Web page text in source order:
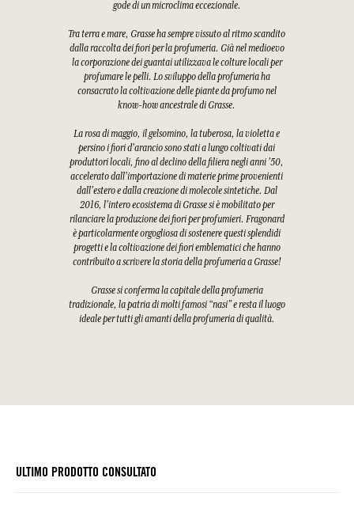
gode di un microclima eccezionale.
Tra terra e mare, Grasse ha sempre vissuto al ritmo scandito
dalla raccolta dei fiori per la profumeria. Già nel medioevo
la corporazione dei guantai utilizzava le colture locali per
profumare le pelli. Lo sviluppo della profumeria ha
consacrato la coltivazione delle piante da profumo nel
know-how ancestrale di Grasse.
La rosa di maggio, il gelsomino, la tuberosa, la violetta e
persino i fiori d'arancio sono stati a lungo coltivati dai
produttori locali, fino al declino della filiera negli anni '50,
accelerato dall'importazione di materie prime provenienti
dall'estero e dalla creazione di molecole sintetiche. Dal
2016, l'intero ecosistema di Grasse si è mobilitato per
rilanciare la produzione dei fiori per profumieri. Fragonard
è particolarmente orgogliosa di sostenere questi splendidi
progetti e la coltivazione dei fiori emblematici che hanno
contribuito a scrivere la storia della profumeria a Grasse!
Grasse si conferma la capitale della profumeria
tradizionale, la patria di molti famosi “nasi” e resta il luogo
ideale per tutti gli amanti della profumeria di qualità.
ULTIMO PRODOTTO CONSULTATO